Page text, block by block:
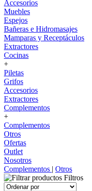
Accesorios
Muebles
Espejos
Bañeras e Hidromasajes
Mamparas y Receptáculos
Extractores
Cocinas
+
Piletas
Grifos
Accesorios
Extractores
Complementos
+
Complementos
Otros
Ofertas
Outlet
Nosotros
Complementos | Otros
Filtros